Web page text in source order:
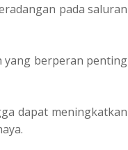
pada saluran
yang berperan penting
dapat meningkatkan